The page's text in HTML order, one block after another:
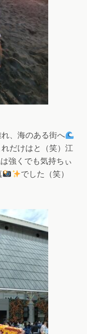
、海のある街へ
だけはと（笑）江
強くでも気持ちぃ
でした（笑）